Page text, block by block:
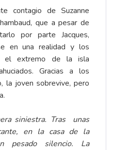
contagio de Suzanne
que a pesar de
por parte Jacques,
en una realidad y los
el extremo de la isla
Gracias a los
la joven sobrevive, pero
siniestra. Tras unas
en la casa de la
pesado silencio. La